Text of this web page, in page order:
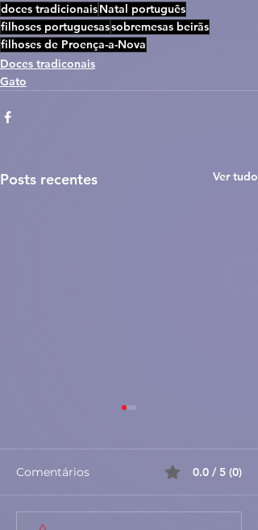
doces tradicionaisNatal português
filhoses portuguesassobremesas beirãs
filhoses de Proença-a-Nova
Doces tradiconais
Gato
Posts recentes Ver tudo
Comentários 0.0 / 5 (0)